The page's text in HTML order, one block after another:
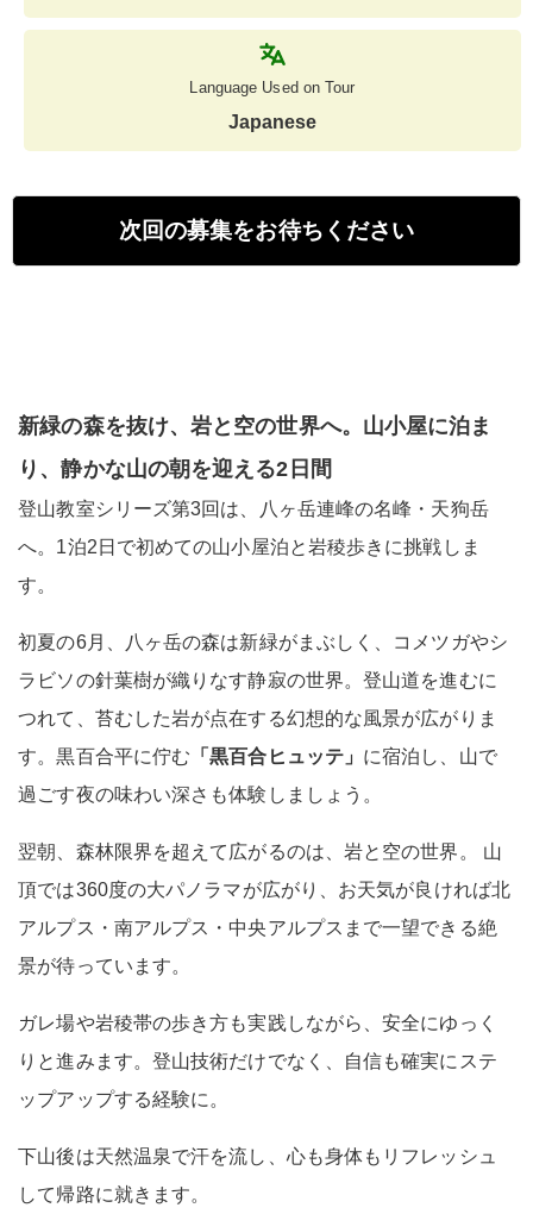
Language Used on Tour
Japanese
次回の募集をお待ちください
新緑の森を抜け、岩と空の世界へ。山小屋に泊ま
り、静かな山の朝を迎える2日間
登山教室シリーズ第3回は、八ヶ岳連峰の名峰・天狗岳
へ。1泊2日で初めての山小屋泊と岩稜歩きに挑戦しま
す。
初夏の6月、八ヶ岳の森は新緑がまぶしく、コメツガやシ
ラビソの針葉樹が織りなす静寂の世界。登山道を進むに
つれて、苔むした岩が点在する幻想的な風景が広がりま
す。黒百合平に佇む 「黒百合ヒュッテ」 に宿泊し、山で
過ごす夜の味わい深さも体験しましょう。
翌朝、森林限界を超えて広がるのは、岩と空の世界。 山
頂では360度の大パノラマが広がり、お天気が良ければ北
アルプス・南アルプス・中央アルプスまで一望できる絶
景が待っています。
ガレ場や岩稜帯の歩き方も実践しながら、安全にゆっく
りと進みます。登山技術だけでなく、自信も確実にステ
ップアップする経験に。
下山後は天然温泉で汗を流し、心も身体もリフレッシュ
して帰路に就きます。